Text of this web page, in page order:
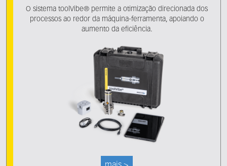
O sistema toolVibe® permite a otimização direcionada dos
processos ao redor da máquina-ferramenta, apoiando o
aumento da eficiência.